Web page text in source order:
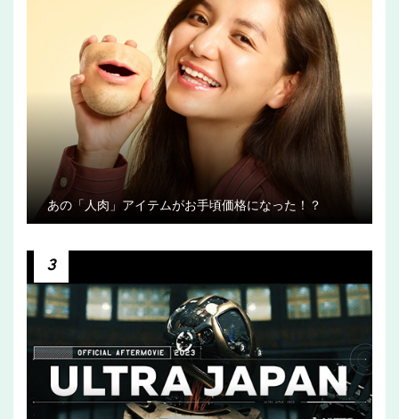
あの「人肉」アイテムがお手頃価格になった！？
3